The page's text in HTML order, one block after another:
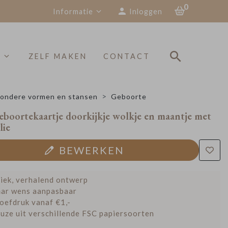
Informatie Inloggen
0
ZELF MAKEN CONTACT
vormen en stansen Geboorte
doorkijkje wolkje en maantje met
BEWERKEN
verhalend ontwerp
wens aanpasbaar
vanaf €1,-
uit verschillende FSC papiersoorten